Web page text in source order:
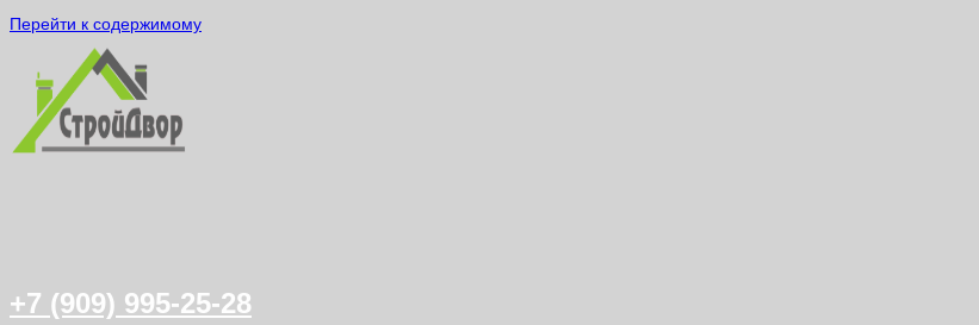
Перейти к содержимому
+7 (909) 995-25-28